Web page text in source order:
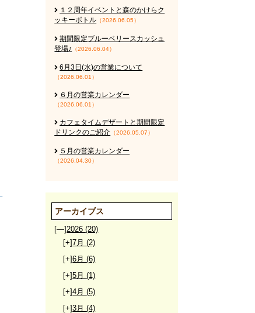
１２周年イベントと森のかけらク
ッキーボトル （2026.06.05）
期間限定ブルーベリースカッシュ
登場♪
（2026.06.04）
6月3日(水)の営業について
（2026.06.01）
６月の営業カレンダー
（2026.06.01）
カフェタイムデザートと期間限定
ドリンクのご紹介 （2026.05.07）
５月の営業カレンダー
（2026.04.30）
アーカイブス
[—]2026(20)
[+]7月(2)
[+]6月(6)
[+]5月(1)
[+]4月(5)
[+]3月(4)